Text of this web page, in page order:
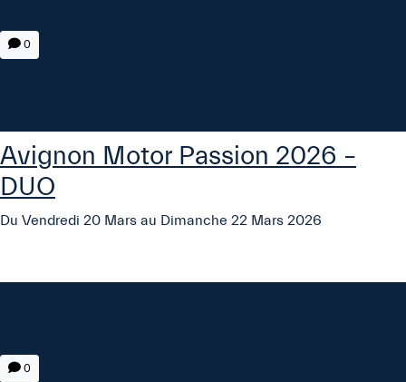
0
Avignon Motor Passion 2026 –
DUO
Du Vendredi 20 Mars au Dimanche 22 Mars 2026
0